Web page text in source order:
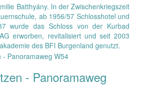
Batthyány. In der Zwischenkriegszeit
ab 1956/57 Schlosshotel und
wurde das Schloss von der Kurbad
erworben, revitalisiert und seit 2003
des BFI Burgenland genutzt.
- Panoramaweg